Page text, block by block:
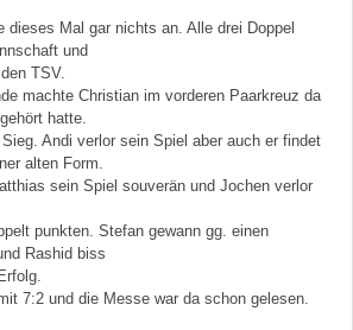
dieses Mal gar nichts an. Alle drei Doppel
und
TSV.
machte Christian im vorderen Paarkreuz da
hatte.
Andi verlor sein Spiel aber auch er findet
alten Form.
sein Spiel souverän und Jochen verlor
punkten. Stefan gewann gg. einen
Rashid biss
7:2 und die Messe war da schon gelesen.